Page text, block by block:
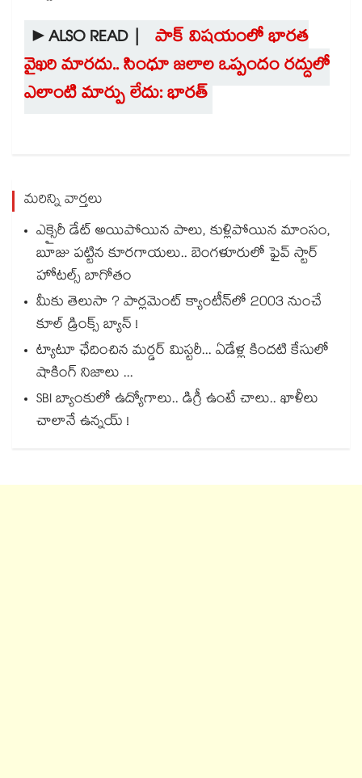
►ALSO READ | పాక్ విషయంలో భారత
వైఖరి మారదు.. సింధూ జలాల ఒప్పందం రద్దులో
ఎలాంటి మార్పు లేదు: భారత్
మరిన్ని వార్తలు
ఎక్సైరీ డేట్ అయిపోయిన పాలు, కుళ్లిపోయిన మాంసం,
బూజు పట్టిన కూరగాయలు.. బెంగళూరులో ఫైవ్ స్టార్
హోటల్స్ బాగోతం
మీకు తెలుసా ? పార్లమెంట్ క్యాంటీన్⁪లో 2003 నుంచే
కూల్ డ్రింక్స్ బ్యాన్ !
ట్యాటూ ఛేదించిన మర్డర్ మిస్టరీ... ఏడేళ్ల కిందటి కేసులో
షాకింగ్ నిజాలు ...
SBI బ్యాంకులో ఉద్యోగాలు.. డిగ్రీ ఉంటే చాలు.. ఖాళీలు
చాలానే ఉన్నయ్ !